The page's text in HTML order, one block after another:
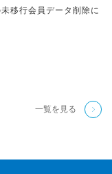
移行会員データ削除に
一覧を見る